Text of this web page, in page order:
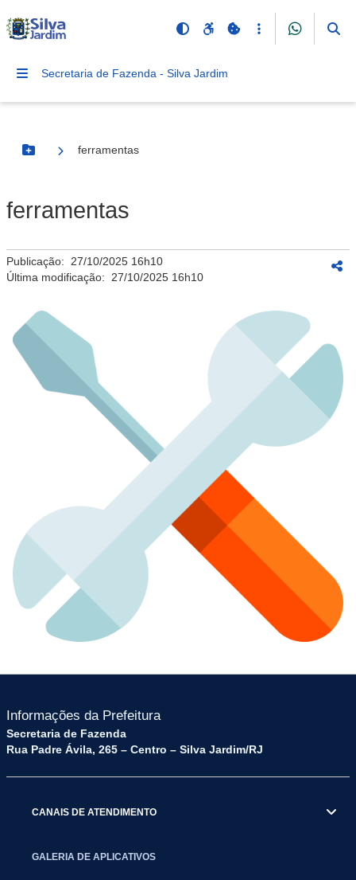
Secretaria de Fazenda - Silva Jardim
Botão Menu
ferramentas
ferramentas
Publicação: 27/10/2025 16h10
Última modificação: 27/10/2025 16h10
Informações da Prefeitura
Secretaria de Fazenda
Rua Padre Ávila, 265 – Centro – Silva Jardim/RJ
CANAIS DE ATENDIMENTO
GALERIA DE APLICATIVOS